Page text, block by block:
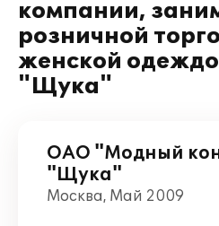
компании,
розничной
женской
"Щука"
ОАО "Модный
"Щука"
Москва, Май 2009